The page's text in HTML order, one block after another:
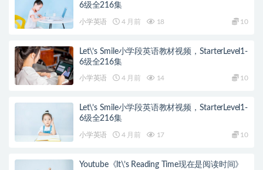
6级全216集
小学英语 4 月前 18 10
Let\’s Smile小学段英语教材视频，StarterLevel1-
6级全216集
小学英语 4 月前 14 10
Let\’s Smile小学段英语教材视频，StarterLevel1-
6级全216集
小学英语 4 月前 17 10
Youtube《lt\’s Reading Time现在是阅读时间》